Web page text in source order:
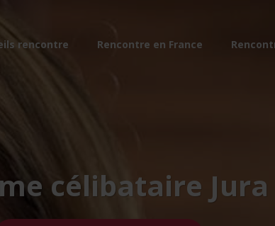
rencontre Rencontre en France
célibataire Jura